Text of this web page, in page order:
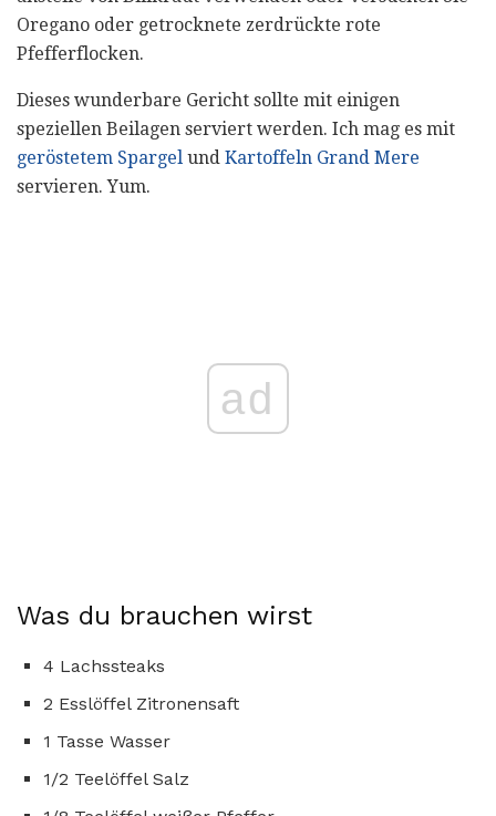
Oregano oder getrocknete zerdrückte rote
Pfefferflocken.
Dieses wunderbare Gericht sollte mit einigen
speziellen Beilagen serviert werden. Ich mag es mit
geröstetem Spargel und Kartoffeln Grand Mere
servieren. Yum.
ad
Was du brauchen wirst
4 Lachssteaks
2 Esslöffel Zitronensaft
1 Tasse Wasser
1/2 Teelöffel Salz